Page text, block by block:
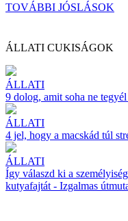
TOVÁBBI JÓSLÁSOK
ÁLLATI CUKISÁGOK
ÁLLATI
9 dolog, amit soha ne
ÁLLATI
4 jel, hogy a macskád túl
ÁLLATI
Így válaszd ki a
kutyafajtát - Izgalmas